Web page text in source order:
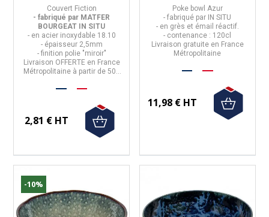
Couvert Fiction
- fabriqué par MATFER
BOURGEAT IN SITU
- en acier inoxydable 18.10
- épaisseur 2,5mm
- finition polie "miroir"
Livraison OFFERTE en France
Métropolitaine à partir de 50€
2,81 € HT
Poke bowl Azur
- fabriqué par IN SITU
- en grès et émail réactif.
- contenance : 120cl
Livraison gratuite en France
Métropolitaine
11,98 € HT
-10%